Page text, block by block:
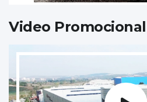
Video Promocional